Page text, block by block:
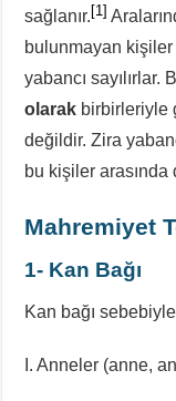
sağlanır. [1]
bulunmayan
yabancı sayılırlar.
olarak birbirleriyle
değildir. Zira
bu kişiler arasında
Mahremiyet
1- Kan Bağı
Kan bağı
I. Anneler (anne,